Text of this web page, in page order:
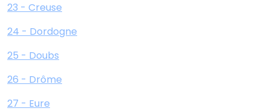
23 - Creuse
24 - Dordogne
25 - Doubs
26 - Drôme
27 - Eure